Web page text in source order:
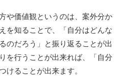
や価値観というのは、案外分か
を知ることで、「自分はどんな
のだろう」と振り返ることが出
を行うことが出来れば、「自分
けることが出来ます。